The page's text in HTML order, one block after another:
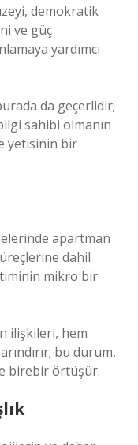
demokratik
ve güç
yardımcı
da geçerlidir;
sahibi olmanın
yetisinin bir
apartman
dahil
mikro bir
ilişkileri, hem
bu durum,
birebir örtüşür.